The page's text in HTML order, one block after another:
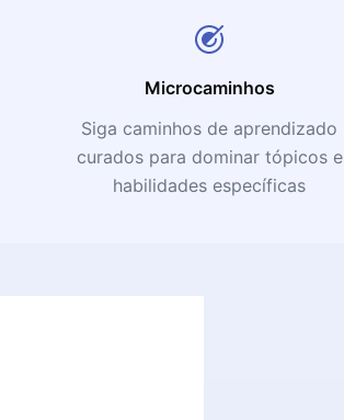
Microcaminhos
Siga caminhos de aprendizado
curados para dominar tópicos e
habilidades específicas